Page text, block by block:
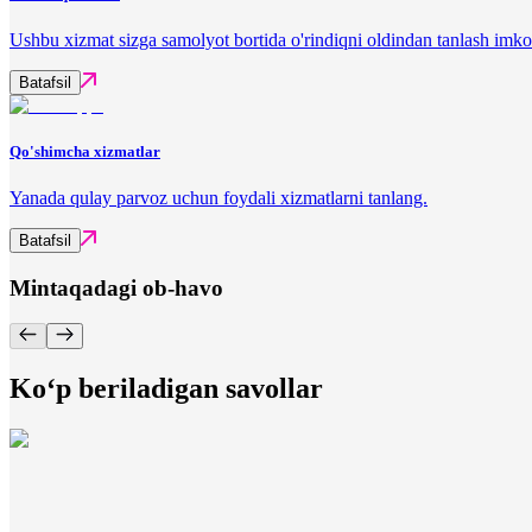
Ushbu xizmat sizga samolyot bortida o'rindiqni oldindan tanlash
Batafsil
Qo'shimcha xizmatlar
Yanada qulay parvoz uchun foydali xizmatlarni tanlang.
Batafsil
Mintaqadagi ob-havo
Ko‘p beriladigan savollar